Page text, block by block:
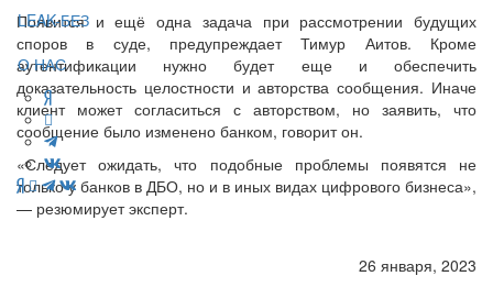
LEAK-БЕЗ
О НАС
Появится и ещё одна задача при рассмотрении будущих
споров в суде, предупреждает Тимур Аитов. Кроме
аутентификации нужно будет еще и обеспечить
доказательность целостности и авторства сообщения. Иначе
клиент может согласиться с авторством, но заявить, что
сообщение было изменено банком, говорит он.
«Следует ожидать, что подобные проблемы появятся не
только у банков в ДБО, но и в иных видах цифрового бизнеса»,
— резюмирует эксперт.
26 января, 2023